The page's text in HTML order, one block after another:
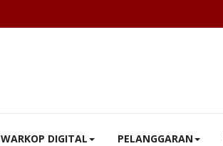
WARKOP DIGITAL PELANGGARAN